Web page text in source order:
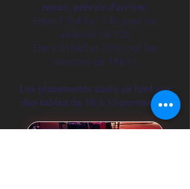
repas, prévoir d'arriver:
Entre 13h45 et 14h pour les
séances de 12h
Entre 21h45 et 22h pour les
séances de 19h30
Les placements assis se font sur
des tables de 10 à 12 personnes